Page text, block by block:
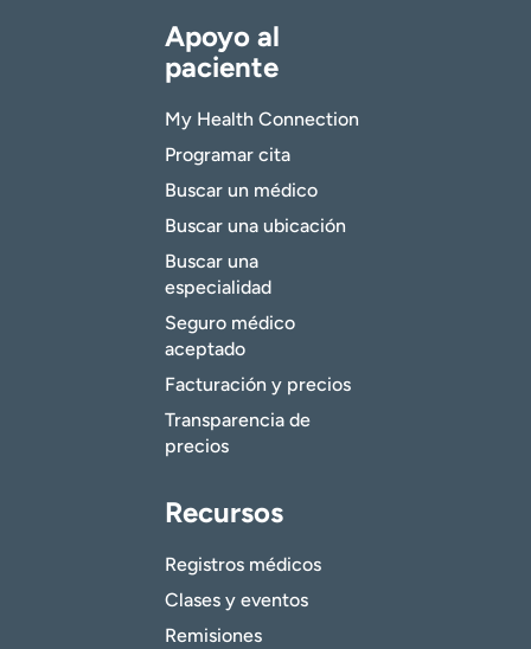
Apoyo al
paciente
My Health Connection
Programar cita
Buscar un médico
Buscar una ubicación
Buscar una
especialidad
Seguro médico
aceptado
Facturación y precios
Transparencia de
precios
Recursos
Registros médicos
Clases y eventos
Remisiones